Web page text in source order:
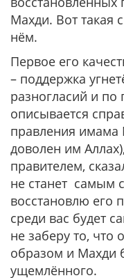
Махди. Вот такая
нём.
Первое его
– поддержка
разногласий и по
описывается
правления имама
доволен им
правителем,
не станет самым
восстановлю его
среди вас будет
не заберу то, что
образом и Махди
ущемлённого.